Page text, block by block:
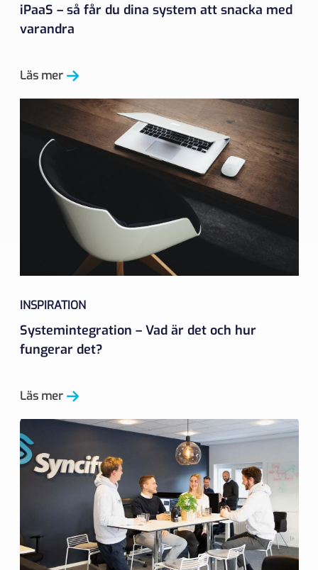
iPaaS – så får du dina system att snacka med
varandra
Läs mer
INSPIRATION
Systemintegration – Vad är det och hur
fungerar det?
Läs mer